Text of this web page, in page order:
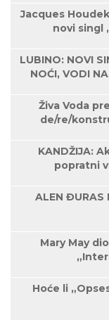
Jacques
novi singl
LUBINO: NOVI
NOĆI, VODI
Živa Voda
de/re/
KANDŽIJA:
popratni
ALEN ĐURAS
Mary May
Hoće li